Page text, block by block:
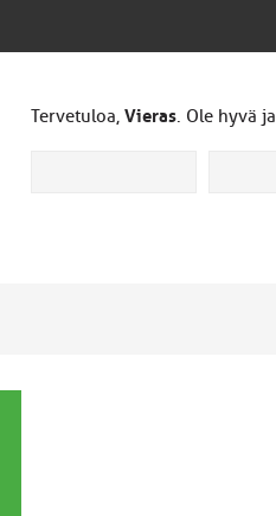
Tervetuloa,Vieras. Ole hyvä ja